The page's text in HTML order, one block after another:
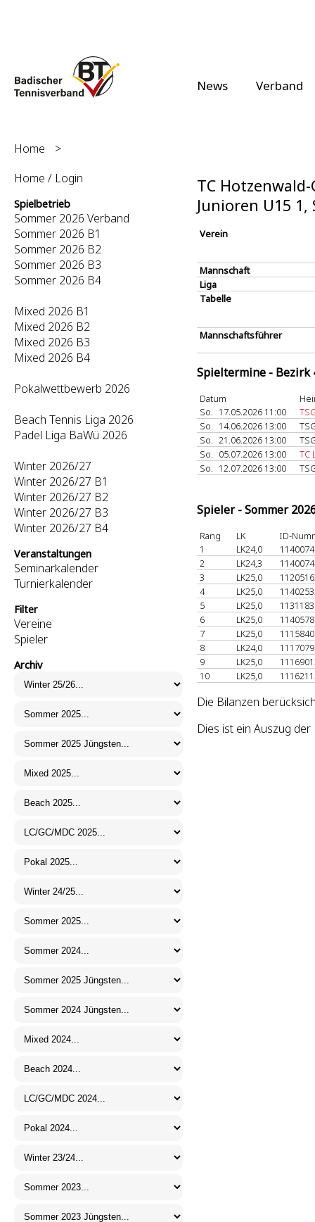
News Verband
Home
>
Home / Login
Spielbetrieb
Sommer 2026 Verband
Sommer 2026 B1
Sommer 2026 B2
Sommer 2026 B3
Sommer 2026 B4
Mixed 2026 B1
Mixed 2026 B2
Mixed 2026 B3
Mixed 2026 B4
Pokalwettbewerb 2026
Beach Tennis Liga 2026
Padel Liga BaWü 2026
Winter 2026/27
Winter 2026/27 B1
Winter 2026/27 B2
Winter 2026/27 B3
Winter 2026/27 B4
Veranstaltungen
Seminarkalender
Turnierkalender
Filter
Vereine
Spieler
Archiv
TC
Junioren U15 1,
Verein
Mannschaft
Liga
Tabelle
Mannschaftsführer
Spieltermine - Bezirk
Datum
So. 17.05.2026 11:00
So. 14.06.2026 13:00
So. 21.06.2026 13:00
So. 05.07.2026 13:00
TC
So. 12.07.2026 13:00
Spieler - Sommer
Rang LK
ID-
1
LK24,0
2
LK24,3
3
LK25,0
4
LK25,0
5
LK25,0
6
LK25,0
7
LK25,0
8
LK24,0
9
LK25,0
10
LK25,0
Die Bilanzen
Dies ist ein Auszug